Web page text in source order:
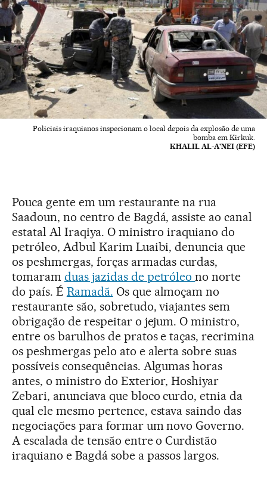
Policiais iraquianos inspecionam o local depois da explosão de uma
bomba em Kirkuk.
KHALIL AL-A'NEI (EFE)
Pouca gente em um restaurante na rua
Saadoun, no centro de Bagdá, assiste ao canal
estatal Al Iraqiya. O ministro iraquiano do
petróleo, Adbul Karim Luaibi, denuncia que
os peshmergas, forças armadas curdas,
tomaram duas jazidas de petróleono norte
do país. É Ramadã. Os que almoçam no
restaurante são, sobretudo, viajantes sem
obrigação de respeitar o jejum. O ministro,
entre os barulhos de pratos e taças, recrimina
os peshmergas pelo ato e alerta sobre suas
possíveis consequências. Algumas horas
antes, o ministro do Exterior, Hoshiyar
Zebari, anunciava que bloco curdo, etnia da
qual ele mesmo pertence, estava saindo das
negociações para formar um novo Governo.
A escalada de tensão entre o Curdistão
iraquiano e Bagdá sobe a passos largos.